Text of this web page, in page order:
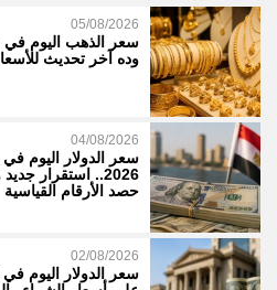
05/08/2026
وده آخر تحديث
04/08/2026
2026.. استقرار
حصد الأرقام القياسية
02/08/2026
سعر الدولار اليوم